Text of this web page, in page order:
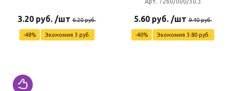
3.20руб. /шт 6.20руб.
-48% Экономия 3 руб.
5.60руб. /шт 9.40руб.
-40% Экономия 3.80 руб.